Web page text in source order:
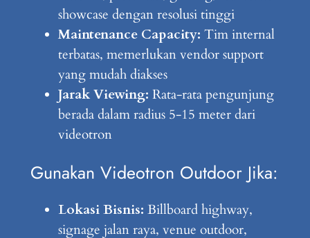
showcase dengan resolusi tinggi
Maintenance Capacity: Tim internal
terbatas, memerlukan vendor support
yang mudah diakses
Jarak Viewing: Rata-rata pengunjung
berada dalam radius 5-15 meter dari
videotron
Gunakan Videotron Outdoor Jika:
Lokasi Bisnis: Billboard highway,
signage jalan raya, venue outdoor,